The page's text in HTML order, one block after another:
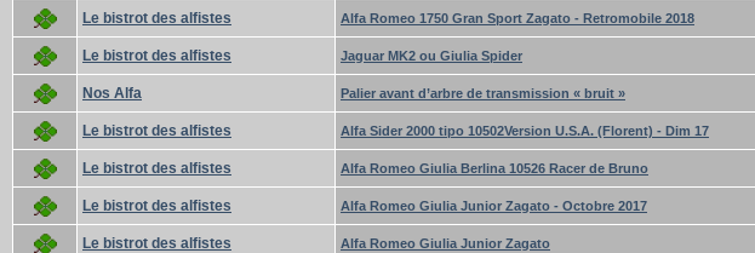
Le bistrot des alfistes Alfa Romeo 1750 Gran Sport Zagato - Retromobile 2018
Le bistrot des alfistes Jaguar MK2 ou Giulia Spider
Nos Alfa Palier avant d’arbre de transmission « bruit »
Le bistrot des alfistes Alfa Sider 2000 tipo 10502Version U.S.A. (Florent) - Dim 17
Le bistrot des alfistes Alfa Romeo Giulia Berlina 10526 Racer de Bruno
Le bistrot des alfistes Alfa Romeo Giulia Junior Zagato - Octobre 2017
Le bistrot des alfistes Alfa Romeo Giulia Junior Zagato